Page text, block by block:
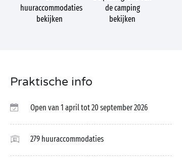
huuraccommodaties
bekijken
de camping
bekijken
Praktische info
Open van 1 april tot 20 september 2026
279 huuraccommodaties